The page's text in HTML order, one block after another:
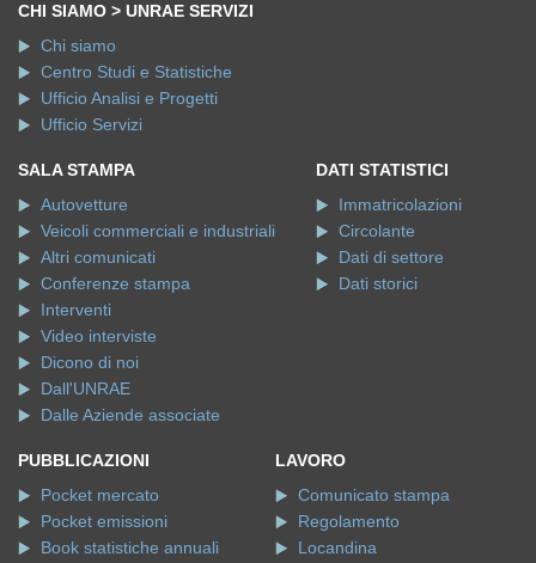
CHI SIAMO > UNRAE SERVIZI
Chi siamo
Centro Studi e Statistiche
Ufficio Analisi e Progetti
Ufficio Servizi
SALA STAMPA
Autovetture
Veicoli commerciali e industriali
Altri comunicati
Conferenze stampa
Interventi
Video interviste
Dicono di noi
Dall'UNRAE
Dalle Aziende associate
DATI STATISTICI
Immatricolazioni
Circolante
Dati di settore
Dati storici
PUBBLICAZIONI
Pocket mercato
Pocket emissioni
Book statistiche annuali
LAVORO
Comunicato stampa
Regolamento
Locandina